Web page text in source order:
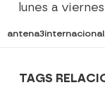
lunes a
TAGS